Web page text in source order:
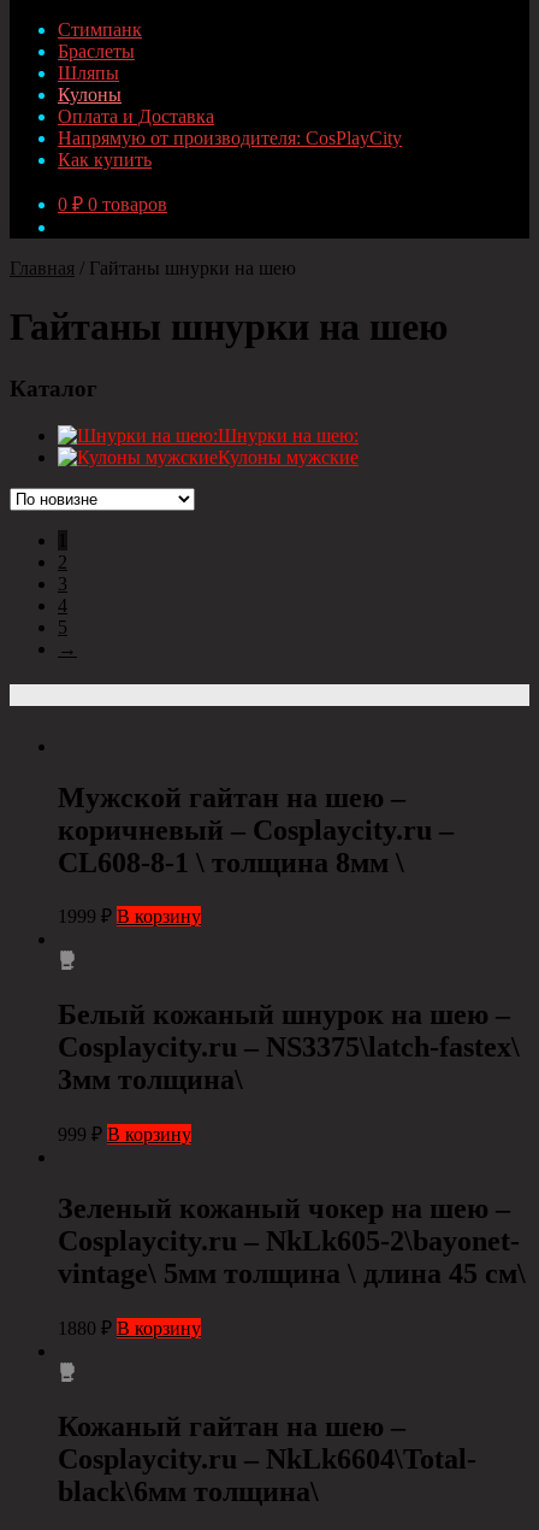
Стимпанк
Браслеты
Шляпы
Кулоны
Оплата и Доставка
Напрямую от производителя: CosPlayCity
Как купить
0 ₽ 0 товаров
Главная / Гайтаны шнурки на шею
Гайтаны шнурки на шею
Каталог
Шнурки на шею:
Кулоны мужские
2
3
4
5
→
Мужской гайтан на шею –
коричневый – Cosplaycity.ru –
CL608-8-1 \ толщина 8мм \
1999 ₽ В корзину
Белый кожаный шнурок на шею –
Сosplaycity.ru – NS3375\latch-fastex\
3мм толщина\
999 ₽ В корзину
Зеленый кожаный чокер на шею –
Cosplaycity.ru – NkLk605-2\bayonet-
vintage\ 5мм толщина \ длина 45 см\
1880 ₽ В корзину
Кожаный гайтан на шею –
Сosplaycity.ru – NkLk6604\Total-
black\6мм толщина\